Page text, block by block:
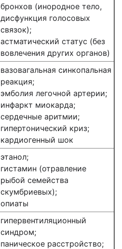
бронхов (инородное тело,
дисфункция голосовых
связок);
астматический статус (без
вовлечения других органов)
вазовагальная синкопальная
реакция;
эмболия легочной артерии;
инфаркт миокарда;
сердечные аритмии;
гипертонический криз;
кардиогенный шок
этанол;
гистамин (отравление
рыбой семейства
скумбриевых);
опиаты
гипервентиляционный
синдром;
паническое расстройство;